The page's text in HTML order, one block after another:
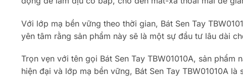
Với lớp mạ bền vững theo thời gian, Bát Sen Tay
yên tâm rằng sản phẩm này sẽ là một sự đầu tư lâu dài
Trọn vẹn với tên gọi Bát Sen Tay TBW01010A, sản
hiện đại và lớp mạ bền vững, Bát Sen Tay TBW01010A